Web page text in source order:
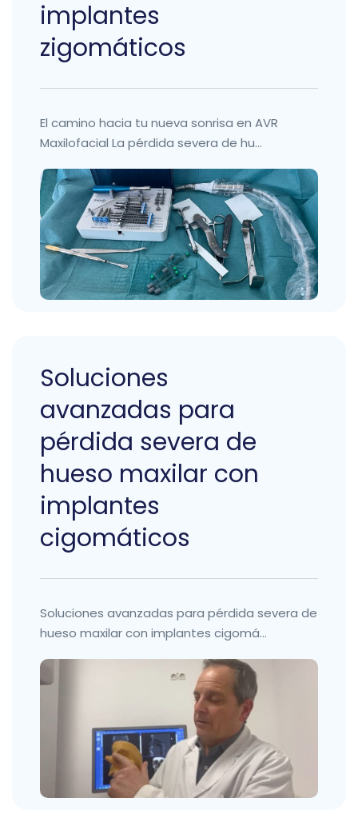
implantes
zigomáticos
El camino hacia tu nueva sonrisa en AVR
Maxilofacial La pérdida severa de hu...
Soluciones
avanzadas para
pérdida severa de
hueso maxilar con
implantes
cigomáticos
Soluciones avanzadas para pérdida severa de
hueso maxilar con implantes cigomá...